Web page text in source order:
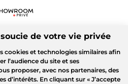
de votre vie privée
cookies et technologies similaires afin
l’audience du site et ses
proposer, avec nos partenaires, des
d’intérêts. En cliquant sur « J’accepte